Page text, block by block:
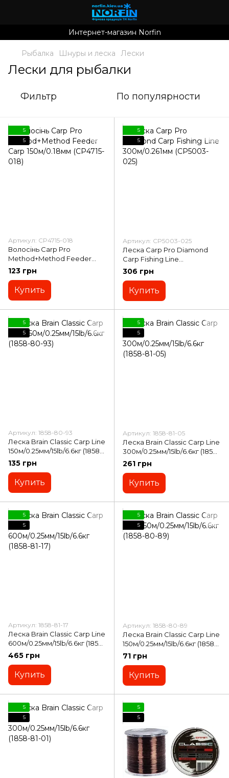
Интернет-магазин Norfin
Рыбалка Шнуры и леска Лески
Лески для рыбалки
Фильтр По популярности
5
5
Артикул: CP4715-018
Волосінь Carp Pro
Method+Method Feeder
Carp 150м/0.18мм (CP4715-
123 грн
Купить
5
5
Артикул: CP5003-025
Леска Carp Pro Diamond
Carp Fishing Line
300м/0.261мм (CP5003-025)
306 грн
Купить
5
5
Артикул: 1858-80-93
Леска Brain Classic Carp Line
150м/0.25мм/15lb/6.6кг (1858-
80-93)
135 грн
Купить
5
5
Артикул: 1858-81-05
Леска Brain Classic Carp Line
300м/0.25мм/15lb/6.6кг (1858-
81-05)
261 грн
Купить
5
5
Артикул: 1858-81-17
Леска Brain Classic Carp Line
600м/0.25мм/15lb/6.6кг (1858-
81-17)
465 грн
Купить
5
5
Артикул: 1858-80-89
Леска Brain Classic Carp Line
150м/0.25мм/15lb/6.6кг (1858-
80-89)
71 грн
Купить
5
5
5
5